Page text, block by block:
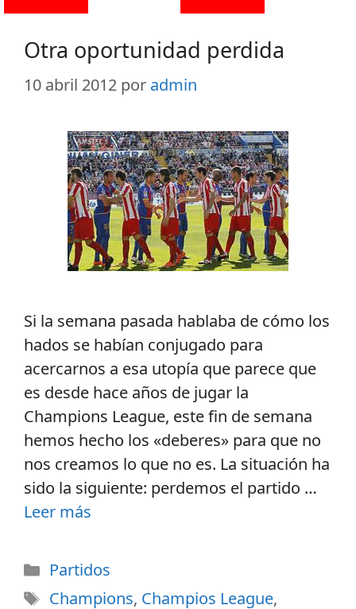
Otra oportunidad perdida
10 abril 2012 por admin
Si la semana pasada hablaba de cómo los
hados se habían conjugado para
acercarnos a esa utopía que parece que
es desde hace años de jugar la
Champions League, este fin de semana
hemos hecho los «deberes» para que no
nos creamos lo que no es. La situación ha
sido la siguiente: perdemos el partido …
Leer más
Partidos
Champions, Champios League,